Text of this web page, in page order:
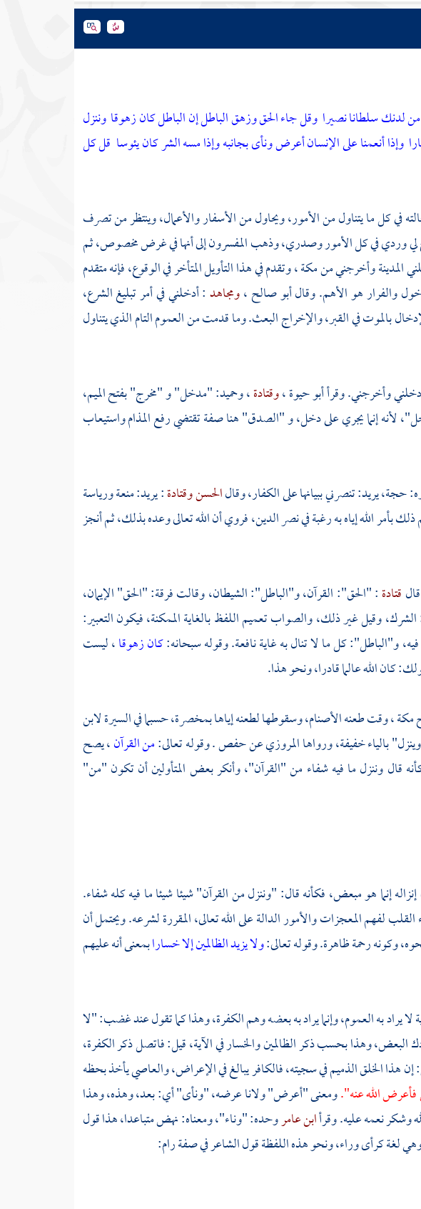
سلطانا نصيرا وقل جاء الحق وزهق الباطل إن الباطل كان زهوقاوننزل
وإذا أنعمنا على الإنسان أعرض ونأى بجانبه وإذا مسه الشر كان يئوسا قل كل
في كل ما يتناول من الأمور، ويحاول من الأسفار والأعمال، وينتظر من تصرف
لي وردي في كل الأمور وصدري، وذهب المفسرون إلى أنها في غرض مخصوص، ثم
المدينةوأخرجني منمكة، وتقدم في هذا التأويل المتأخر في الوقوع، فإنه متقدم
والفرار هو الأهم. وقالأبو صالح،ومجاهد: أدخلني في أمر تبليغ الشرع،
بالموت في القبر، والإخراج البعث. وما قدمت من العموم التام الذي يتناول
وأخرجني. وقرأأبو حيوة،وقتادة،وحميد:"مدخل" و "مخرج" بفتح الميم،
لأنه إنما يجري على دخل، و "الصدق" هنا صفة تقتضي رفع المذام واستيعاب
حجة، يريد: تنصرني ببيانها على الكفار، وقالالحسنوقتادة: يريد: منعة ورياسة
بأمر الله إياه به رغبة في نصر الدين، فروي أن الله تعالى وعده بذلك، ثم أنجز
قتادة: "الحق": القرآن، و"الباطل": الشيطان، وقالت فرقة: "الحق" الإيمان،
وقيل غير ذلك، والصواب تعميم اللفظ بالغاية الممكنة، فيكون التعبير:
و"الباطل": كل ما لا تنال به غاية نافعة. وقوله سبحانه:كان زهوقا، ليست
كان الله عالما قادرا، ونحو هذا.
مكة، وقت طعنه الأصنام، وسقوطها لطعنه إياها بمخصرة، حسبما في السيرةلابن
بالياء خفيفة، ورواهاالمروزيعنحفص. وقوله تعالى:من القرآن، يصح
قال وننزل ما فيه شفاء من "القرآن"، وأنكر بعض المتأولين أن تكون "من"
إنما هو مبعض، فكأنه قال: "وننزل من القرآن" شيئا شيئا ما فيه كله شفاء.
لفهم المعجزات والأمور الدالة على الله تعالى، المقررة لشرعه. ويحتمل أن
وكونه رحمة ظاهرة. وقوله تعالى:ولا يزيد الظالمين إلا خسارابمعنى أنه عليهم
لا يراد به العموم، وإنما يراد به بعضه وهم الكفرة، وهذا كما تقول عند غضب: "لا
البعض، وهذا بحسب ذكر الظالمين والخسار في الآية، قيل: فاتصل ذكر الكفرة،
هذا الخلق الذميم في سجيته، فالكافر يبالغ في الإعراض، والعاصي يأخذ بحظه
الله عنه".ومعنى "أعرض" ولانا عرضه، "ونأى" أي: بعد، وهذه، وهذا
وشكر نعمه عليه. وقرأابن عامروحده: "وناء"، ومعناه: نهض متباعدا، هذا قول
لغة كرأى وراء، ونحو هذه اللفظة قول الشاعر في صفة رام: